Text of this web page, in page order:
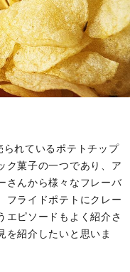
と
歴
史
の
風
習
や
意
味
れているポテトチップ
ク菓子の一つであり、ア
さんから様々なフレーバ
フライドポテトにクレー
エピソードもよく紹介さ
を紹介したいと思いま